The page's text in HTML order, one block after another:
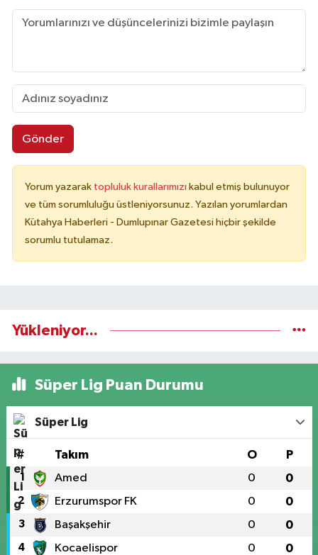
Gönder
Yorum yazarak topluluk kurallarımızı kabul etmiş bulunuyor
ve tüm sorumluluğu üstleniyorsunuz. Yazılan yorumlardan
Kütahya Haberleri - Dumlupınar Gazetesi hiçbir şekilde
sorumlu tutulamaz.
Yükleniyor...
Süper Lig Puan Durumu
Süper Lig
# Takım O P
1 Amed 0 0
2 Erzurumspor FK 0 0
3 Başakşehir 0 0
4 Kocaelispor 0 0